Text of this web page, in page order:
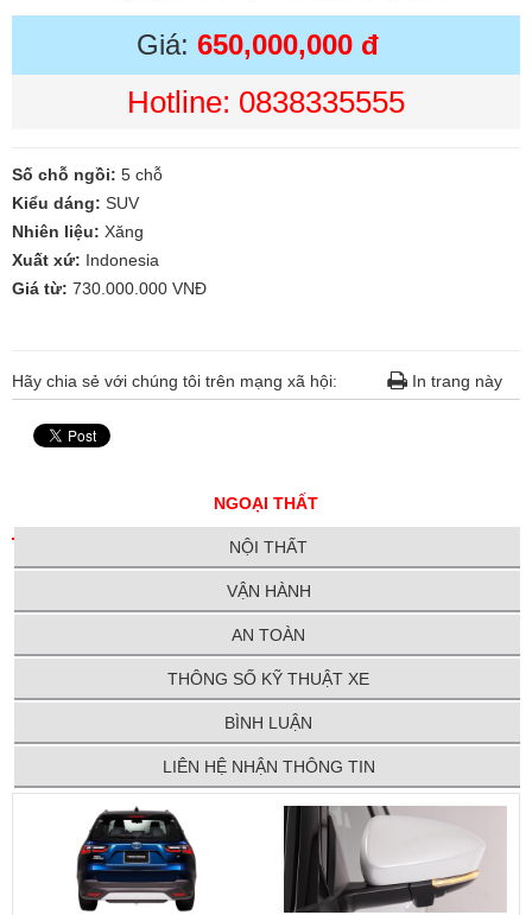
Giá: 650,000,000 đ
Hotline: 0838335555
Số chỗ ngồi: 5 chỗ
Kiểu dáng: SUV
Nhiên liệu: Xăng
Xuất xứ: Indonesia
Giá từ: 730.000.000 VNĐ
In trang này
Hãy chia sẻ với chúng tôi trên mạng xã hội:
NGOẠI THẤT
NỘI THẤT
VẬN HÀNH
AN TOÀN
THÔNG SỐ KỸ THUẬT XE
BÌNH LUẬN
LIÊN HỆ NHẬN THÔNG TIN